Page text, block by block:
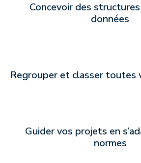
Concevoir des
données
Regrouper et classer toutes
Guider vos projets en
normes